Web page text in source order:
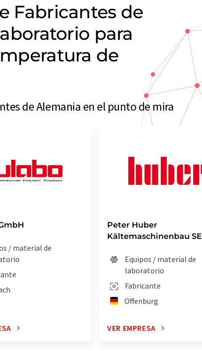
Fabricantes de
para
de
de Alemania en el punto de mira
/ material de
Peter Huber
Kältemaschinenbau SE
Equipos / material de
laboratorio
Fabricante
Offenburg
VER EMPRESA